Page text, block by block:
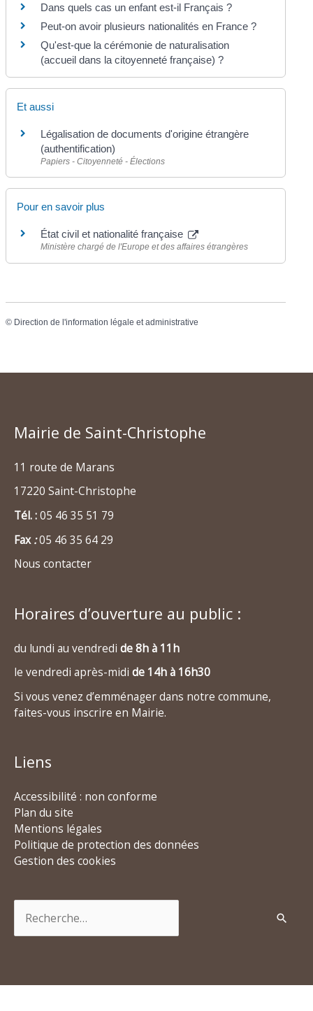
Dans quels cas un enfant est-il Français ?
Peut-on avoir plusieurs nationalités en France ?
Qu'est-que la cérémonie de naturalisation
(accueil dans la citoyenneté française) ?
Et aussi
Légalisation de documents d'origine étrangère
(authentification)
Papiers - Citoyenneté - Élections
Pour en savoir plus
État civil et nationalité française
Ministère chargé de l'Europe et des affaires étrangères
© Direction de l'information légale et administrative
Mairie de Saint-Christophe
11 route de Marans
17220 Saint-Christophe
Tél. :05 46 35 51 79
Fax:05 46 35 64 29
Nous contacter
Horaires d’ouverture au public :
du lundi au vendredi de 8h à 11h
le vendredi après-midi de 14h à 16h30
Si vous venez d’emménager dans notre commune,
faites-vous inscrire en Mairie.
Liens
Accessibilité : non conforme
Plan du site
Mentions légales
Politique de protection des données
Gestion des cookies